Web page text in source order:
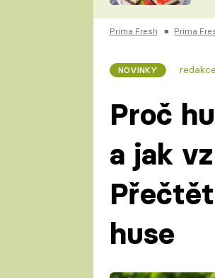
Prima Fresh ■ Prima
NOVINKY
Proč
a jak
huse